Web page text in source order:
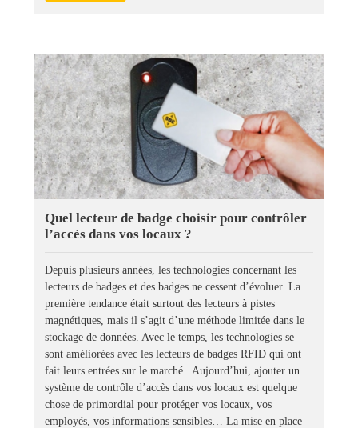
Quel lecteur de badge choisir pour contrôler
l’accès dans vos locaux ?
Depuis plusieurs années, les technologies concernant les
lecteurs de badges et des badges ne cessent d’évoluer. La
première tendance était surtout des lecteurs à pistes
magnétiques, mais il s’agit d’une méthode limitée dans le
stockage de données. Avec le temps, les technologies se
sont améliorées avec les lecteurs de badges RFID qui ont
fait leurs entrées sur le marché. Aujourd’hui, ajouter un
système de contrôle d’accès dans vos locaux est quelque
chose de primordial pour protéger vos locaux, vos
employés, vos informations sensibles… La mise en place